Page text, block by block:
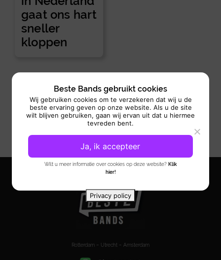
gaat ons hart
sneller
kloppen
Rotterdam – Utrecht – Amsterdam
Beste Bands gebruikt cookies
Wij gebruiken cookies om te verzekeren dat wij u de
beste ervaring geven op onze website. Als u de site
wilt blijven gebruiken, gaan wij ervan uit dat u hiermee
tevreden bent.
Wilt u meer informatie over cookies op deze website? Klik
hier!
Ja, ik accepteer
Privacy policy